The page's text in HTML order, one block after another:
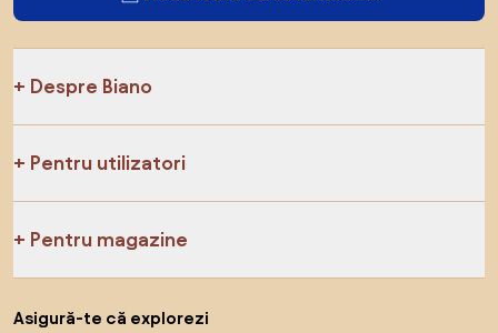
Despre Biano
Pentru utilizatori
Pentru magazine
Asigură-te că explorezi